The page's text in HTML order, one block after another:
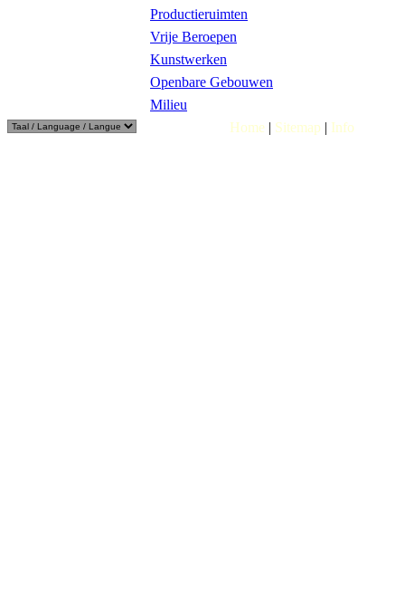
Productieruimten
Vrije Beroepen
Kunstwerken
Openbare Gebouwen
Milieu
Home | Sitemap | Info